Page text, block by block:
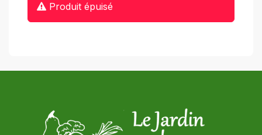
Produit épuisé